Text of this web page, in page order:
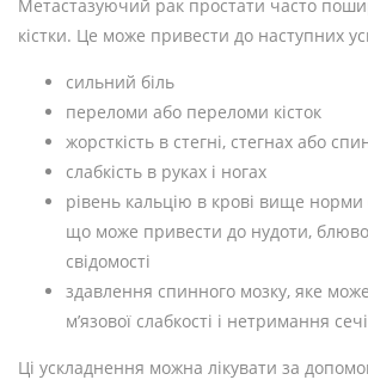
Метастазуючий рак простати часто
кістки. Це може привести до наступних
сильний біль
переломи або переломи кісток
жорсткість в стегні, стегнах або
слабкість в руках і ногах
рівень кальцію в крові вище норми
що може привести до нудоти,
свідомості
здавлення спинного мозку, яке
м’язової слабкості і нетримання
Ці ускладнення можна лікувати за